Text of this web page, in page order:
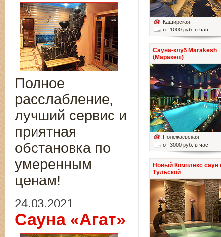
Каширская
от 1000 руб. в час
Сауна-клуб Marakesh
(Маракеш)
Полежаевская
от 3000 руб. в час
Новый Комплекс саун
Тульской
Полное
расслабление,
лучший сервис и
приятная
обстановка по
умеренным
ценам!
24.03.2021
Сауна «Агат»